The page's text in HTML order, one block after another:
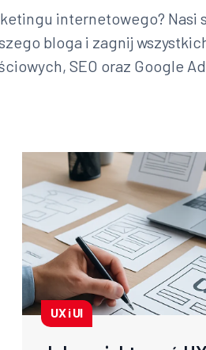
internetowego? Nasi
bloga i zagnij
SEO oraz Google
UX i UI